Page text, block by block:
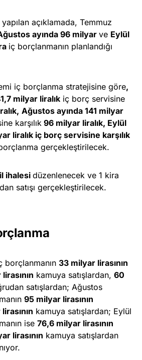
açıklamada, Temmuz
ayında 96 milyar ve Eylül
iç borçlanmanın planlandığı
iç borçlanma stratejisine göre,
milyar liralık iç borç servisine
Ağustos ayında 141 milyar
karşılık96 milyar liralık, Eylül
liralık iç borç servisine karşılık
gerçekleştirilecek.
ihalesi düzenlenecek ve 1 kira
satışı gerçekleştirilecek.
borçlanmanın 33 milyar lirasının
kamuya satışlardan, 60
satışlardan; Ağustos
95 milyar lirasının
kamuya satışlardan; Eylül
ise 76,6 milyar lirasının
lirasının kamuya satışlardan